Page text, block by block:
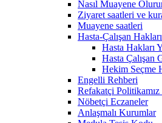
Nasıl Muayene
Ziyaret saatleri ve
Muayene saatleri
Hasta-Çalışan
Hasta Hakları
Hasta Çalışan
Hekim Seçme
Engelli Rehberi
Refakatçi
Nöbetçi Eczaneler
Anlaşmalı Kurumlar